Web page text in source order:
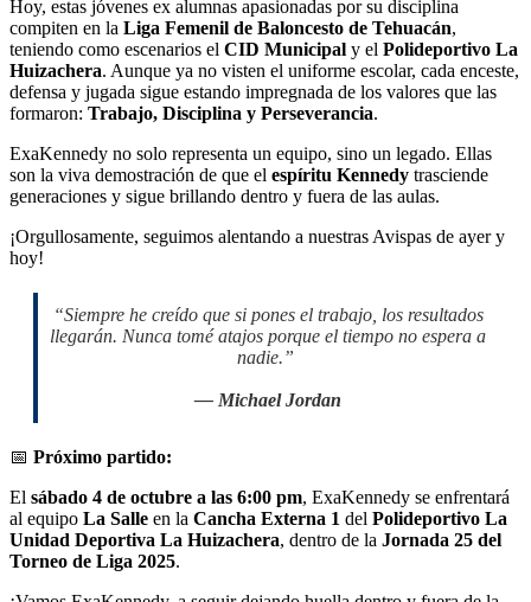
Hoy, estas jóvenes ex alumnas apasionadas por su disciplina
compiten en la Liga Femenil de Baloncesto de Tehuacán,
teniendo como escenarios el CID Municipal y el Polideportivo La
Huizachera. Aunque ya no visten el uniforme escolar, cada enceste,
defensa y jugada sigue estando impregnada de los valores que las
formaron: Trabajo, Disciplina y Perseverancia.
ExaKennedy no solo representa un equipo, sino un legado. Ellas
son la viva demostración de que el espíritu Kennedy trasciende
generaciones y sigue brillando dentro y fuera de las aulas.
¡Orgullosamente, seguimos alentando a nuestras Avispas de ayer y
hoy!
“Siempre he creído que si pones el trabajo, los resultados
llegarán. Nunca tomé atajos porque el tiempo no espera a
nadie.”
— Michael Jordan
📅 Próximo partido:
El sábado 4 de octubre a las 6:00 pm, ExaKennedy se enfrentará
al equipo La Salle en la Cancha Externa 1 del Polideportivo La
Unidad Deportiva La Huizachera, dentro de la Jornada 25 del
Torneo de Liga 2025.